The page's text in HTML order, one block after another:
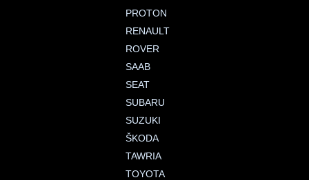
PROTON
RENAULT
ROVER
SAAB
SEAT
SUBARU
SUZUKI
ŠKODA
TAWRIA
TOYOTA